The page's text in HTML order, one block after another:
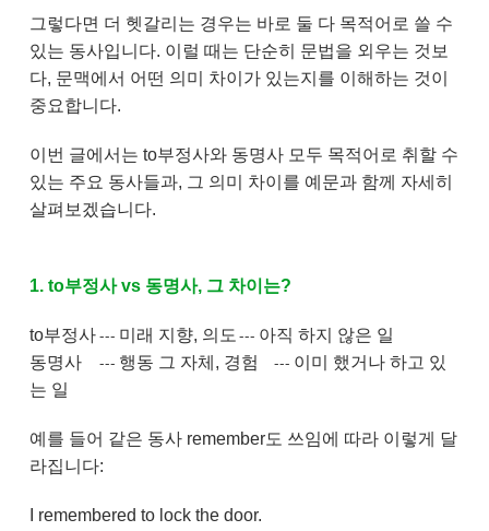
그렇다면 더 헷갈리는 경우는 바로 둘 다 목적어로 쓸 수
있는 동사입니다. 이럴 때는 단순히 문법을 외우는 것보
다, 문맥에서 어떤 의미 차이가 있는지를 이해하는 것이
중요합니다.
이번 글에서는 to부정사와 동명사 모두 목적어로 취할 수
있는 주요 동사들과, 그 의미 차이를 예문과 함께 자세히
살펴보겠습니다.
1. to부정사 vs 동명사, 그 차이는?
to부정사 --- 미래 지향, 의도 --- 아직 하지 않은 일
동명사
--- 행동 그 자체, 경험 --- 이미 했거나 하고 있
는 일
예를 들어 같은 동사 remember도 쓰임에 따라 이렇게 달
라집니다:
I remembered to lock the door.